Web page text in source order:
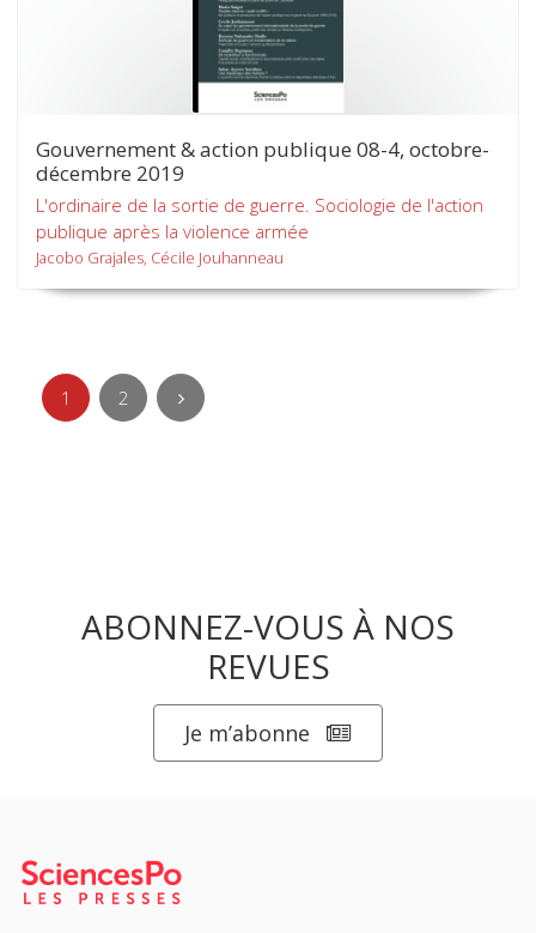
Gouvernement & action publique 08-4, octobre-
décembre 2019
L'ordinaire de la sortie de guerre. Sociologie de l'action
publique après la violence armée
Jacobo Grajales, Cécile Jouhanneau
1 2
ABONNEZ-VOUS À NOS
REVUES
Je m’abonne